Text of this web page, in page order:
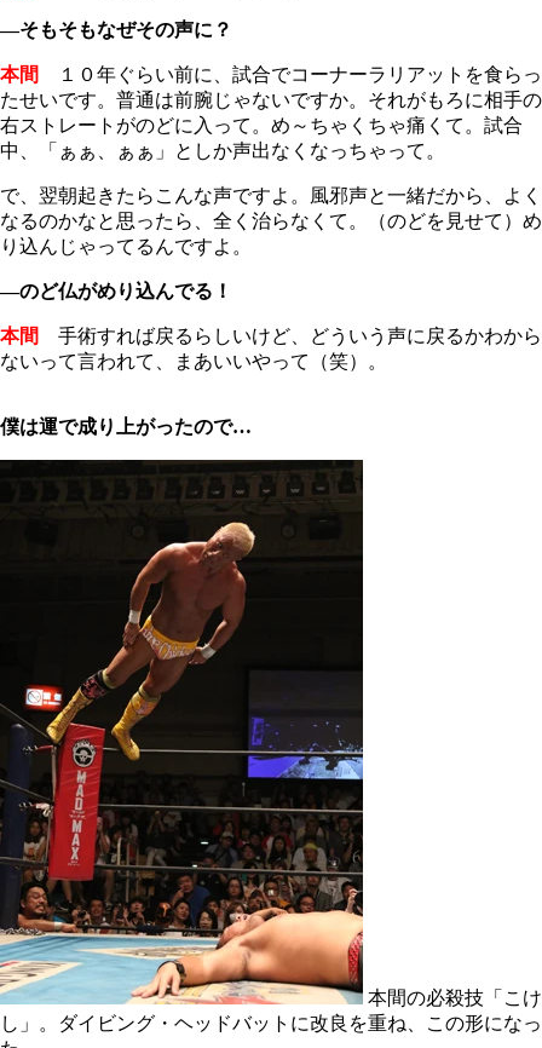
―そもそもなぜその声に？
本間
１０年ぐらい前に、試合でコーナーラリアットを食らっ
たせいです。普通は前腕じゃないですか。それがもろに相手の
右ストレートがのどに入って。め～ちゃくちゃ痛くて。試合
中、「ぁぁ、ぁぁ」としか声出なくなっちゃって。
で、翌朝起きたらこんな声ですよ。風邪声と一緒だから、よく
なるのかなと思ったら、全く治らなくて。（のどを見せて）め
り込んじゃってるんですよ。
―のど仏がめり込んでる！
本間
手術すれば戻るらしいけど、どういう声に戻るかわから
ないって言われて、まあいいやって（笑）。
僕は運で成り上がったので…
本間の必殺技「こけ
し」。ダイビング・ヘッドバットに改良を重ね、この形になっ